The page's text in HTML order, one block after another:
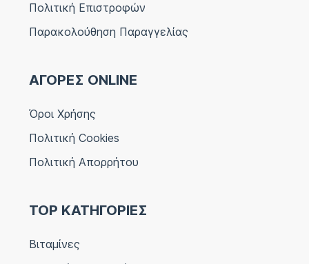
Πολιτική Επιστροφών
Παρακολούθηση Παραγγελίας
ΑΓΟΡΕΣ ONLINE
Όροι Χρήσης
Πολιτική Cookies
Πολιτική Απορρήτου
TOP ΚΑΤΗΓΟΡΙΕΣ
Βιταμίνες